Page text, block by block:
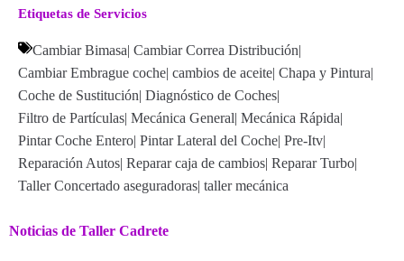
Etiquetas de Servicios
Cambiar Bimasa| Cambiar Correa Distribución|
Cambiar Embrague coche| cambios de aceite| Chapa y Pintura|
Coche de Sustitución| Diagnóstico de Coches|
Filtro de Partículas| Mecánica General| Mecánica Rápida|
Pintar Coche Entero| Pintar Lateral del Coche| Pre-Itv|
Reparación Autos| Reparar caja de cambios| Reparar Turbo|
Taller Concertado aseguradoras| taller mecánica
Noticias de Taller Cadrete